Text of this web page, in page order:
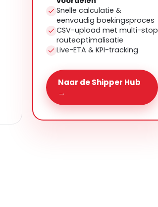
Snelle calculatie &
eenvoudig boekingsproces
CSV-upload met multi-stop
routeoptimalisatie
Live-ETA & KPI-tracking
Naar de Shipper Hub
→